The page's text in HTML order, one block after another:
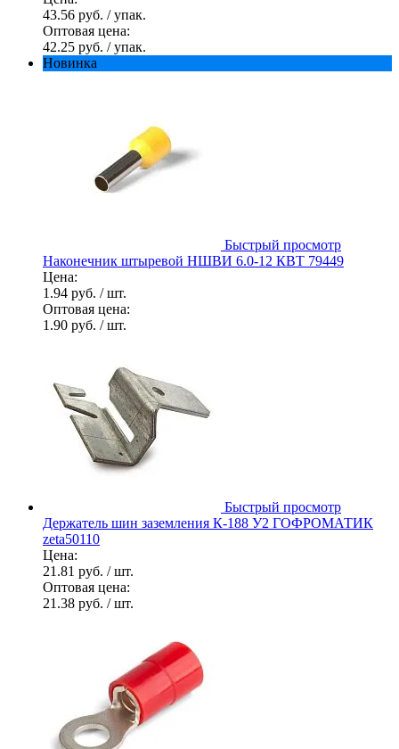
43.56 руб. / упак.
Оптовая цена:
42.25 руб. / упак.
Новинка
Быстрый просмотр
Наконечник штыревой НШВИ 6.0-12 КВТ 79449
Цена:
1.94 руб. / шт.
Оптовая цена:
1.90 руб. / шт.
Быстрый просмотр
Держатель шин заземления К-188 У2 ГОФРОМАТИК
zeta50110
Цена:
21.81 руб. / шт.
Оптовая цена:
21.38 руб. / шт.